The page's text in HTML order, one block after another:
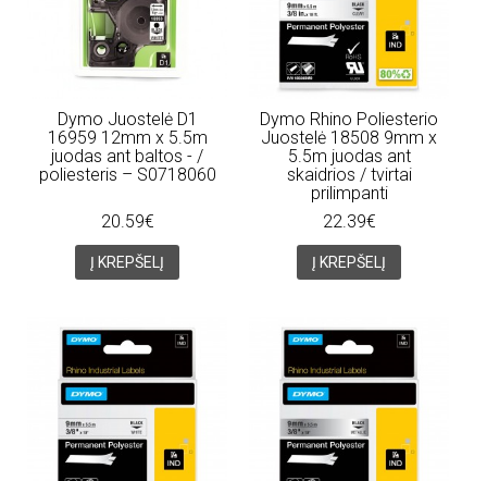
Dymo Juostelė D1
16959 12mm x 5.5m
juodas ant baltos - /
poliesteris – S0718060
20.59€
Į KREPŠELĮ
Dymo Rhino Poliesterio
Juostelė 18508 9mm x
5.5m juodas ant
skaidrios / tvirtai
prilimpanti
22.39€
Į KREPŠELĮ